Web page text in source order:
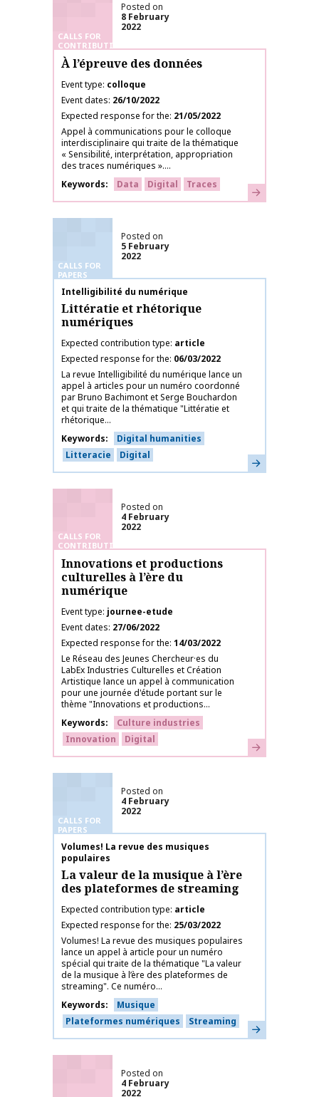
CALLS FOR
CONTRIBUTIONS
Posted on
8 February
2022
À l’épreuve des données
Event type colloque
Event dates 26/10/2022
Expected response for the 21/05/2022
Appel à communications pour le colloque
interdisciplinaire qui traite de la thématique
« Sensibilité, interprétation, appropriation
des traces numériques »....
Keywords
Data Digital Traces Learn more
CALLS FOR
PAPERS
Posted on
5 February
2022
Publication name
Intelligibilité du numérique
Littératie et rhétorique
numériques
Expected contribution type article
Expected response for the 06/03/2022
La revue Intelligibilité du numérique lance un
appel à articles pour un numéro coordonné
par Bruno Bachimont et Serge Bouchardon
et qui traite de la thématique "Littératie et
rhétorique...
Keywords
Digital humanities
Litteracie
Digital Learn more
CALLS FOR
CONTRIBUTIONS
Posted on
4 February
2022
Innovations et productions
culturelles à l’ère du
numérique
Event type journee-etude
Event dates 27/06/2022
Expected response for the 14/03/2022
Le Réseau des Jeunes Chercheur·es du
LabEx Industries Culturelles et Création
Artistique lance un appel à communication
pour une journée d'étude portant sur le
thème "Innovations et productions...
Keywords
Culture industries
Innovation
Digital Learn more
CALLS FOR
PAPERS
Posted on
4 February
2022
Publication name
Volumes! La revue des musiques
populaires
La valeur de la musique à l’ère
des plateformes de streaming
Expected contribution type article
Expected response for the 25/03/2022
Volumes! La revue des musiques populaires
lance un appel à article pour un numéro
spécial qui traite de la thématique "La valeur
de la musique à l’ère des plateformes de
streaming". Ce numéro...
Keywords
Musique
Plateformes numériques
Streaming Learn more
Posted on
4 February
2022